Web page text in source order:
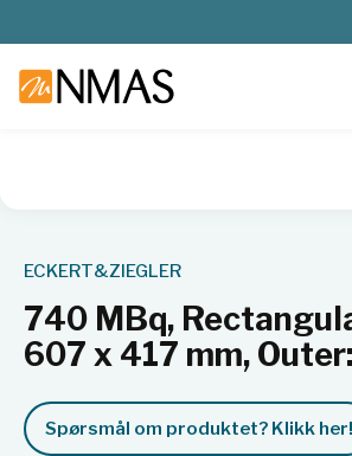
Nukleær,
ECKERT&ZIEGLER
740 MBq,
607 x 417 mm,
Spørsmål om produktet? Klikk her!